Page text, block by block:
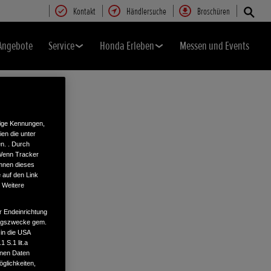
Kontakt Händlersuche Broschüren
Service Honda Erleben Messen und Events
Kennungen,
die unter
. Durch
Tracker
dieses
auf den Link
Weitere
Endeinrichtung
gem.
die USA
S.1 lit.a
Daten